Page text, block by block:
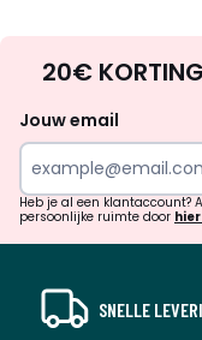
20€
Jouw email
Heb je al een klantaccount?
persoonlijke ruimte door
SNELLE